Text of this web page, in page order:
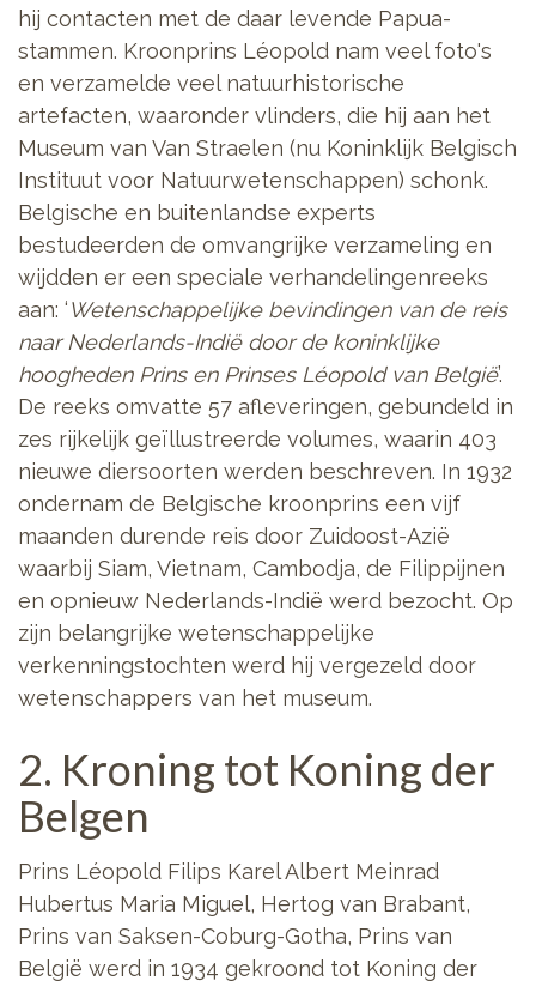
hij contacten met de daar levende Papua-
stammen. Kroonprins Léopold nam veel foto's
en verzamelde veel natuurhistorische
artefacten, waaronder vlinders, die hij aan het
Museum van Van Straelen (nu Koninklijk Belgisch
Instituut voor Natuurwetenschappen) schonk.
Belgische en buitenlandse experts
bestudeerden de omvangrijke verzameling en
wijdden er een speciale verhandelingenreeks
aan: ‘Wetenschappelijke bevindingen van de reis
naar Nederlands-Indië door de koninklijke
hoogheden Prins en Prinses Léopold van België’.
De reeks omvatte 57 afleveringen, gebundeld in
zes rijkelijk geïllustreerde volumes, waarin 403
nieuwe diersoorten werden beschreven. In 1932
ondernam de Belgische kroonprins een vijf
maanden durende reis door Zuidoost-Azië
waarbij Siam, Vietnam, Cambodja, de Filippijnen
en opnieuw Nederlands-Indië werd bezocht. Op
zijn belangrijke wetenschappelijke
verkenningstochten werd hij vergezeld door
wetenschappers van het museum.
2. Kroning tot Koning der
Belgen
Prins Léopold Filips Karel Albert Meinrad
Hubertus Maria Miguel, Hertog van Brabant,
Prins van Saksen-Coburg-Gotha, Prins van
België werd in 1934 gekroond tot Koning der